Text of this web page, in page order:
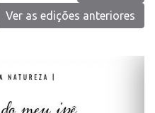
Ver as edições anteriores